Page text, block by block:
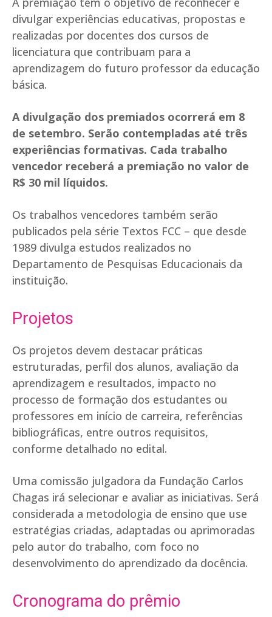
divulgar experiências educativas, propostas e
realizadas por docentes dos cursos de
licenciatura que contribuam para a
aprendizagem do futuro professor da educação
básica.
A divulgação dos premiados ocorrerá em 8
de setembro. Serão contempladas até três
experiências formativas. Cada trabalho
vencedor receberá a premiação no valor de
R$ 30 mil líquidos.
Os trabalhos vencedores também serão
publicados pela série Textos FCC – que desde
1989 divulga estudos realizados no
Departamento de Pesquisas Educacionais da
instituição.
Projetos
Os projetos devem destacar práticas
estruturadas, perfil dos alunos, avaliação da
aprendizagem e resultados, impacto no
processo de formação dos estudantes ou
professores em início de carreira, referências
bibliográficas, entre outros requisitos,
conforme detalhado no edital.
Uma comissão julgadora da Fundação Carlos
Chagas irá selecionar e avaliar as iniciativas. Será
considerada a metodologia de ensino que use
estratégias criadas, adaptadas ou aprimoradas
pelo autor do trabalho, com foco no
desenvolvimento do aprendizado da docência.
Cronograma do prêmio